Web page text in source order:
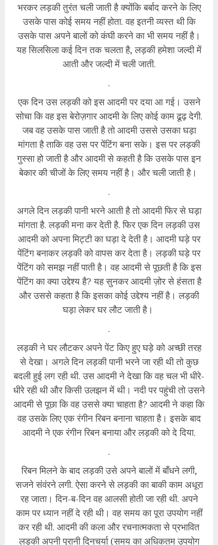
भरकर लड़की तुरंत चली जाती है क्योंकि बर्बाद करने के लिए
उसके पास कोई समय नहीं होता. वह इतनी व्यस्त थी कि
उसके पास अपने बालों को कंघी करने का भी समय नहीं है।
यह सिलसिला कई दिन तक चलता है, लड़की हमेशा जल्दी में
आती और जल्दी में चली जाती.
.
एक दिन उस लड़की को इस आदमी पर दया आ गई। उसने
सोचा कि वह इस बेरोज़गार आदमी के लिए कोई काम ढूढ़ देगी.
जब वह उसके पास जाती है तो आदमी उससे उसका घड़ा
मांगता है ताकि वह उस पर पेंटिंग बना सके। इस पर लड़की
गुस्सा हो जाती है और आदमी से कहती है कि उसके पास इन
बेकार की चीजों के लिए समय नहीं है। और चली जाती है।
.
अगले दिन लड़की पानी भरने आती है तो आदमी फिर से घड़ा
मांगता है. लड़की मना कर देती है. फिर एक दिन लड़की उस
आदमी को अपना मिट्टी का घड़ा दे देती है। आदमी घड़े पर
पेंटिंग बनाकर लड़की को वापस कर देता है। लड़की घड़े पर
पेंटिंग को समझ नहीं पाती है। वह आदमी से पूछती है कि इस
पेंटिंग का क्या उद्देश्य है? यह सुनकर आदमी ज़ोर से हंसता है
और उससे कहता है कि इसका कोई उद्देश्य नहीं है। लड़की
घड़ा लेकर घर लौट जाती है।
.
लड़की ने घर लौटकर अपने पेंट किए हुए घड़े को अच्छी तरह
से देखा। अगले दिन लड़की पानी भरने जा रही थी तो कुछ
बदली हुई लग रही थी. उस आदमी ने देखा कि वह चल भी धीरे-
धीरे रही थी और किसी उलझन में थी। नदी पर पहुंची तो उसने
आदमी से पूछा कि वह उससे क्या चाहता है? आदमी ने कहा कि
वह उसके लिए एक रंगीन रिबन बनाना चाहता है। इसके बाद
आदमी ने एक रंगीन रिबन बनाया और लड़की को दे दिया.
.
रिबन मिलने के बाद लड़की उसे अपने बालों में बाँधने लगी,
सजने संवंरने लगी. ऐसा करने से लड़की का बाकी काम अधूरा
रह जाता। दिन-ब-दिन वह आलसी होती जा रही थी. अपने
काम पर ध्यान नहीं दे रही थी। वह समय का पूरा उपयोग नहीं
कर रही थी. आदमी की कला और रचनात्मकता से प्रभावित
लड़की अपनी पुरानी दिनचर्या (समय का अधिकतम उपयोग